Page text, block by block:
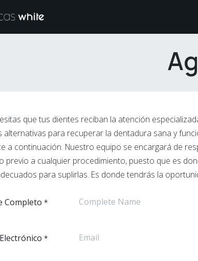
que tus dientes reciban la atención
alternativas para recuperar la dentadura sana y
a continuación. Nuestro equipo se encargará de
previo a cualquier procedimiento, puesto que es
para suplirlas. Es donde tendrás la
Completo *
*